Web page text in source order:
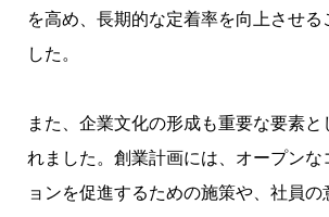
を高め、長期的な定着率を向上させる
した。
また、企業文化の形成も重要な要素と
れました。創業計画には、オープンな
ョンを促進するための施策や、社員の